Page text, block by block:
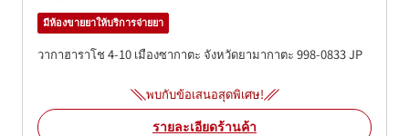
มีห้องขายยาให้บริการจ่ายยา
วากาฮาราโช 4-10 เมืองซากาตะ จังหวัดยามากาตะ 998-0833JP
พบกับข้อเสนอสุดพิเศษ!
รายละเอียดร้านค้า